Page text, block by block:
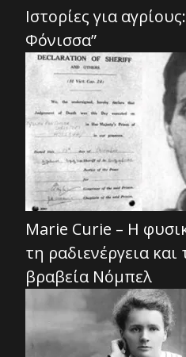
Ιστορίες για
Φόνισσα”
Marie Curie – Η
τη ραδιενέργεια
βραβεία Νόμπελ